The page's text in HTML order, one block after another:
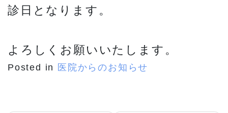
診日となります。
よろしくお願いいたします。
Posted in 医院からのお知らせ